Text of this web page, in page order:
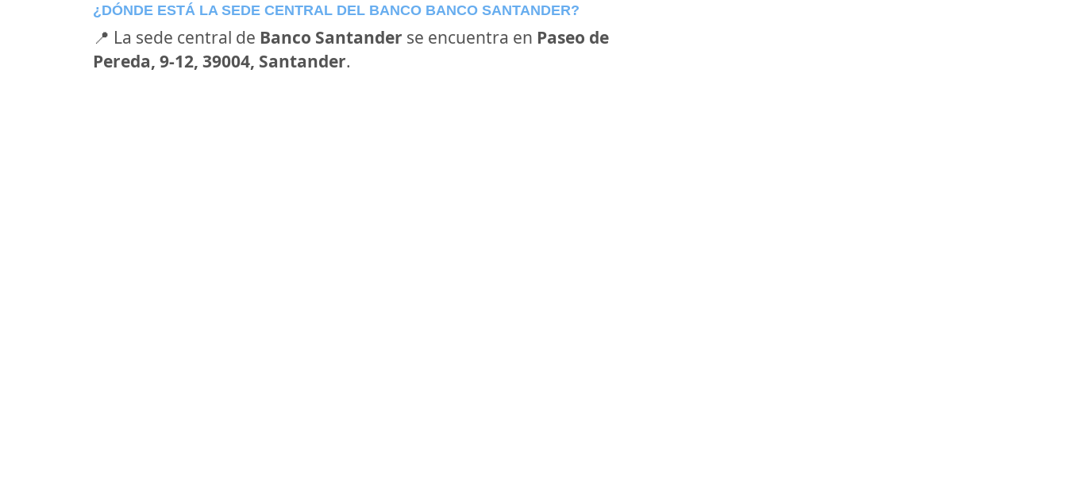
¿DÓNDE ESTÁ LA SEDE CENTRAL DEL BANCO BANCO SANTANDER?
📍 La sede central de Banco Santander se encuentra en Paseo de
Pereda, 9-12, 39004, Santander.